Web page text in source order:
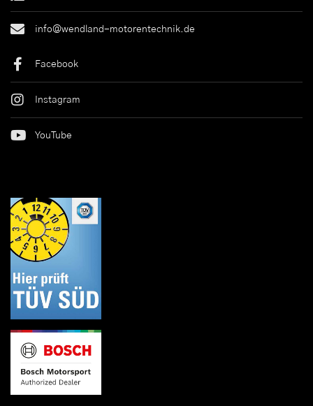
info@wendland-motorentechnik.de
Facebook
Instagram
YouTube